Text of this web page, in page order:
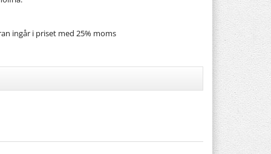
ingår i priset med 25% moms